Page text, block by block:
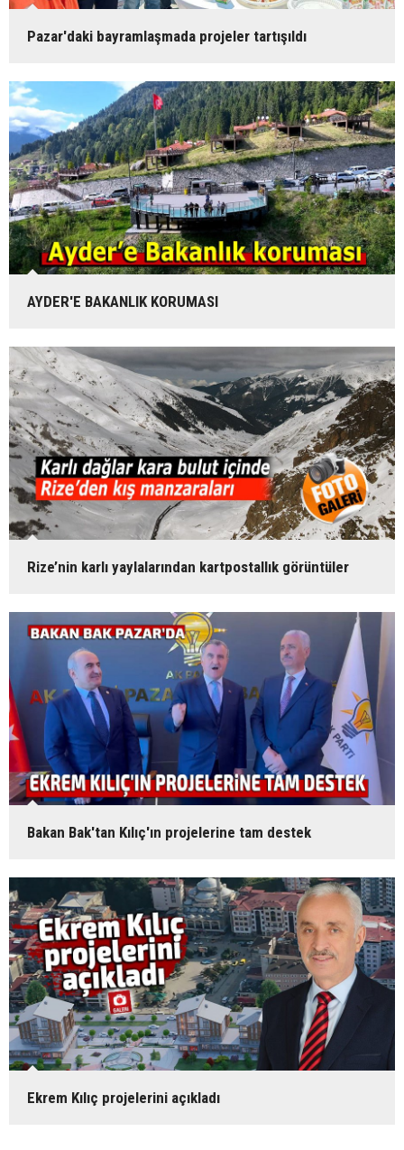
Pazar'daki bayramlaşmada projeler tartışıldı
AYDER'E BAKANLIK KORUMASI
Rize’nin karlı yaylalarından kartpostallık görüntüler
Bakan Bak'tan Kılıç'ın projelerine tam destek
Ekrem Kılıç projelerini açıkladı